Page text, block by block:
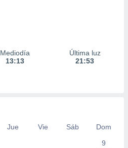
Mediodía
13:13
Última luz
21:53
Jue Vie Sáb
Dom
9